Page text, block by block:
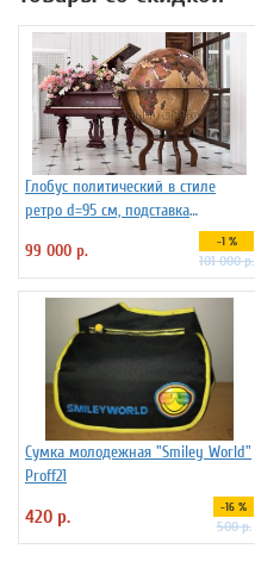
Глобус политический в стиле
ретро d=95 см, подставка
99 000 р. -1 %
101 000 р.
Сумка молодежная "Smiley World"
Proff21
420 р. -16 %
500 р.